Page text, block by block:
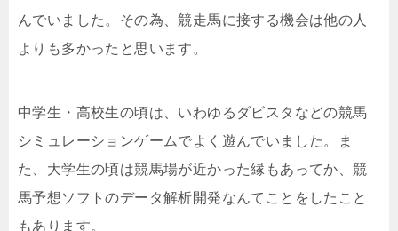
んでいました。その為、競走馬に接する機会は他の人
よりも多かったと思います。
中学生・高校生の頃は、いわゆるダビスタなどの競馬
シミュレーションゲームでよく遊んでいました。ま
た、大学生の頃は競馬場が近かった縁もあってか、競
馬予想ソフトのデータ解析開発なんてことをしたこと
もあります。